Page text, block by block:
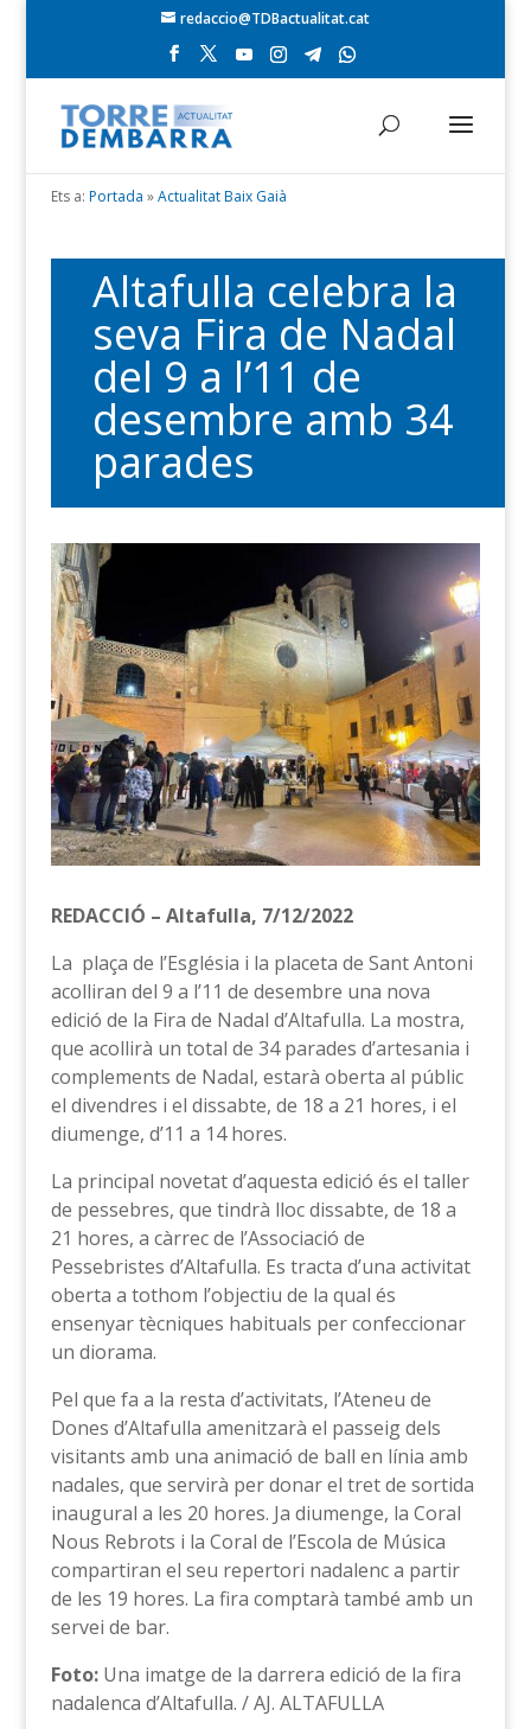
redaccio@TDBactualitat.cat
Ets a: Portada »Actualitat Baix Gaià
Altafulla celebra la
seva Fira de Nadal
del 9 a l’11 de
desembre amb 34
parades
REDACCIÓ – Altafulla, 7/12/2022
La plaça de l’Església i la placeta de Sant Antoni
acolliran del 9 a l’11 de desembre una nova
edició de la Fira de Nadal d’Altafulla. La mostra,
que acollirà un total de 34 parades d’artesania i
complements de Nadal, estarà oberta al públic
el divendres i el dissabte, de 18 a 21 hores, i el
diumenge, d’11 a 14 hores.
La principal novetat d’aquesta edició és el taller
de pessebres, que tindrà lloc dissabte, de 18 a
21 hores, a càrrec de l’Associació de
Pessebristes d’Altafulla. Es tracta d’una activitat
oberta a tothom l’objectiu de la qual és
ensenyar tècniques habituals per confeccionar
un diorama.
Pel que fa a la resta d’activitats, l’Ateneu de
Dones d’Altafulla amenitzarà el passeig dels
visitants amb una animació de ball en línia amb
nadales, que servirà per donar el tret de sortida
inaugural a les 20 hores. Ja diumenge, la Coral
Nous Rebrots i la Coral de l’Escola de Música
compartiran el seu repertori nadalenc a partir
de les 19 hores. La fira comptarà també amb un
servei de bar.
Foto:Una imatge de la darrera edició de la fira
nadalenca d’Altafulla. / AJ. ALTAFULLA